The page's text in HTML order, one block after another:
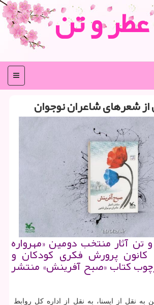
عطر و تن
منو
از شعرهای شاعران نوجوان
تن آثار منتخب دومین «مهرواره
پرورش فكری كودكان و
كتاب «صبح آفرینش» منتشر
به نقل از ایسنا، به نقل از اداره کل روابط